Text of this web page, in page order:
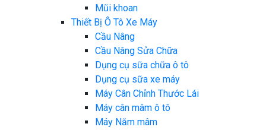
Mũi khoan
Thiết Bị Ô Tô Xe Máy
Cầu Nâng
Cầu Nâng Sửa Chữa
Dụng cụ sữa chữa ô tô
Dụng cụ sữa xe máy
Máy Cân Chỉnh Thước Lái
Máy cân mâm ô tô
Máy Năm mâm